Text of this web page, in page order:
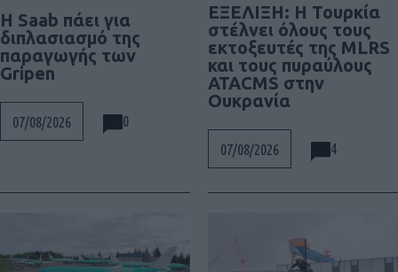
H Saab πάει για
διπλασιασμό της
παραγωγής των
Gripen
07/08/2026 0
ΕΞΕΛΙΞΗ: H Τουρκία
στέλνει όλους τους
εκτοξευτές της MLRS
και τους πυραύλους
ATACMS στην
Ουκρανία
07/08/2026 4